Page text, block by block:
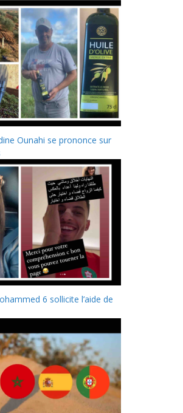
Ounahi se prononce sur
6 sollicite l’aide de